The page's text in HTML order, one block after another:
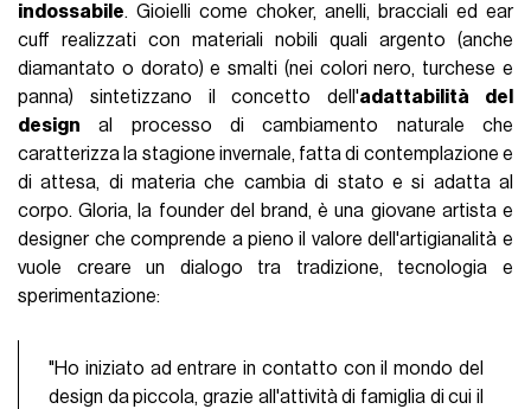
indossabile. Gioielli come choker, anelli, bracciali ed ear
cuff realizzati con materiali nobili quali argento (anche
diamantato o dorato) e smalti (nei colori nero, turchese e
panna) sintetizzano il concetto dell'adattabilità del
design al processo di cambiamento naturale che
caratterizza la stagione invernale, fatta di contemplazione e
di attesa, di materia che cambia di stato e si adatta al
corpo. Gloria, la founder del brand, è una giovane artista e
designer che comprende a pieno il valore dell'artigianalità e
vuole creare un dialogo tra tradizione, tecnologia e
sperimentazione:
"Ho iniziato ad entrare in contatto con il mondo del
design da piccola, grazie all'attività di famiglia di cui il